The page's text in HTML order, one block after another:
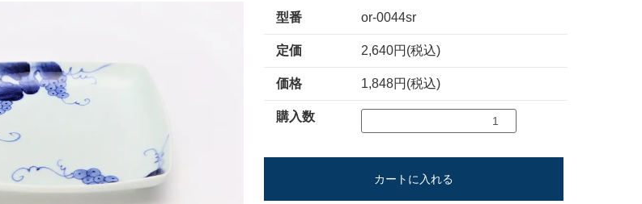
型番 or-0044sr
定価 2,640円(税込)
価格 1,848円(税込)
購入数
カートに入れる